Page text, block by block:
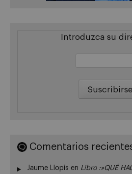
Introduzca su
Comentarios
Jaume Llopis en Libro :»QUÉ